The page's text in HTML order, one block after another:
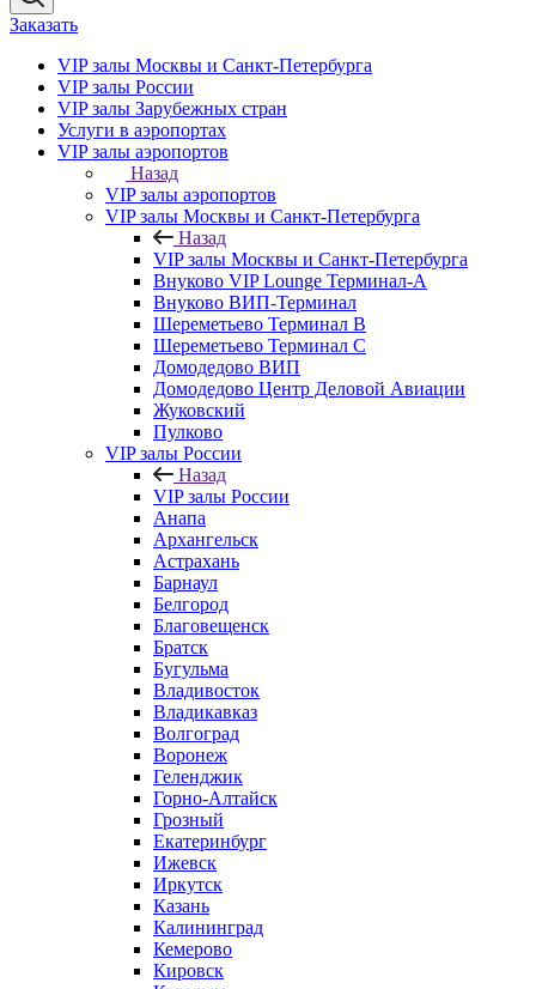
Заказать
VIP залы Москвы и Санкт-Петербурга
VIP залы Росcии
VIP залы Зарубежных стран
Услуги в аэропортах
VIP залы аэропортов
Назад
VIP залы аэропортов
VIP залы Москвы и Санкт-Петербурга
Назад
VIP залы Москвы и Санкт-Петербурга
Внуково VIP Lounge Терминал-А
Внуково ВИП-Терминал
Шереметьево Терминал B
Шереметьево Терминал C
Домодедово ВИП
Домодедово Центр Деловой Авиации
Жуковский
Пулково
VIP залы России
Назад
VIP залы России
Анапа
Архангельск
Астрахань
Барнаул
Белгород
Благовещенск
Братск
Бугульма
Владивосток
Владикавказ
Волгоград
Воронеж
Геленджик
Горно-Алтайск
Грозный
Екатеринбург
Ижевск
Иркутск
Казань
Калининград
Кемерово
Кировск